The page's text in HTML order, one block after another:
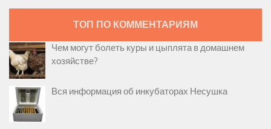
ТОП ПО КОММЕНТАРИЯМ
Чем могут болеть куры и цыплята в домашнем
хозяйстве?
Вся информация об инкубаторах Несушка